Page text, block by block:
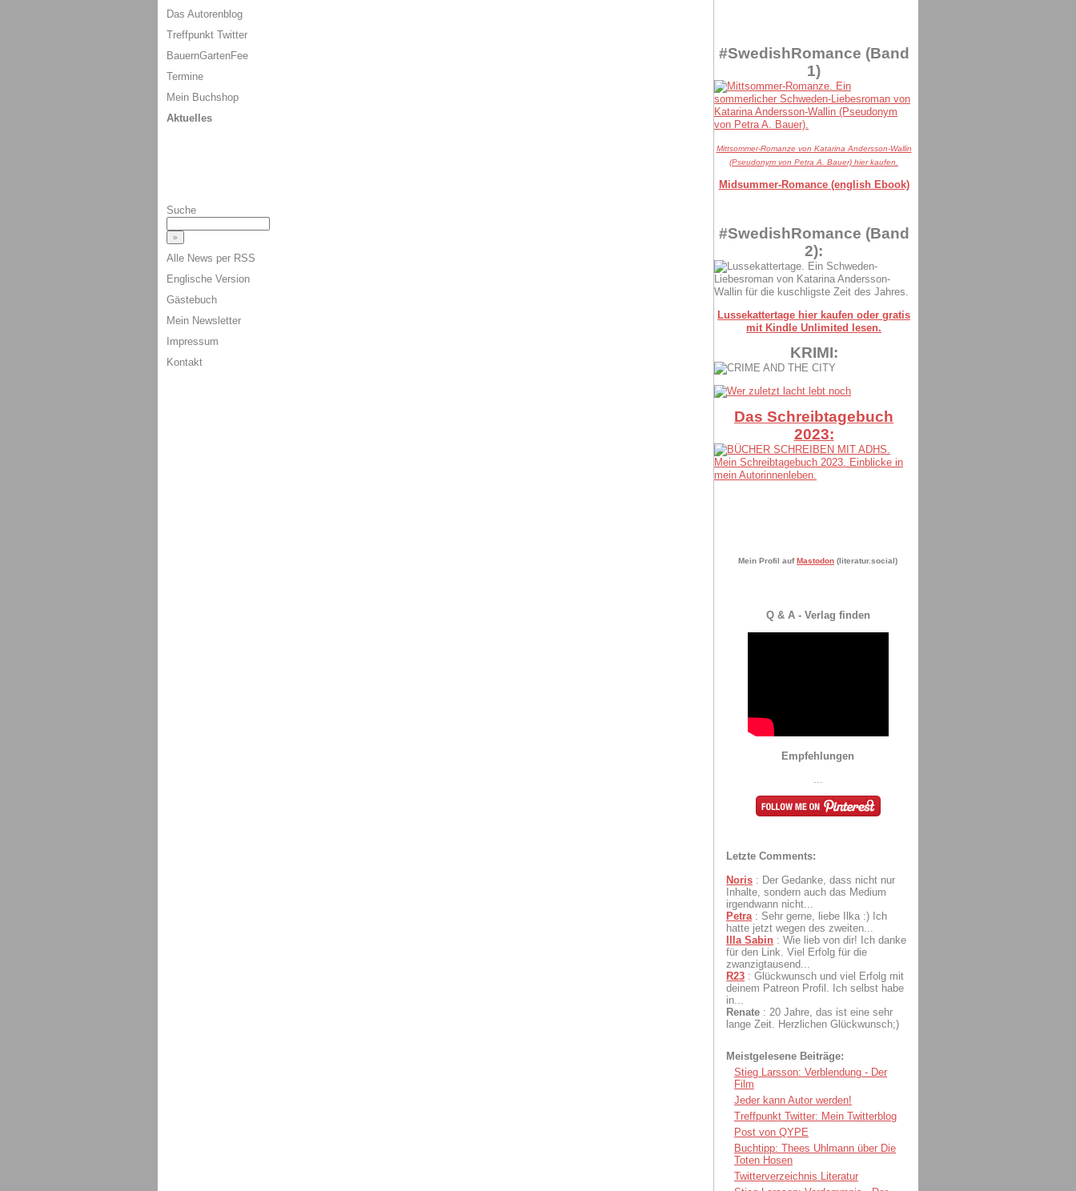
#SwedishRomance (Band
1)
Mittsommer-Romanze von Katarina Andersson-Wallin
(Pseudonym von Petra A. Bauer) hier kaufen.
Midsummer-Romance (english Ebook)
#SwedishRomance (Band
2):
Lussekattertage hier kaufen oder gratis
mit Kindle Unlimited lesen.
KRIMI:
Das Schreibtagebuch
2023:
Mein Profil auf Mastodon (literatur.social)
Q & A - Verlag finden
Empfehlungen
Letzte Comments:
Noris : Der Gedanke, dass nicht nur
Inhalte, sondern auch das Medium
irgendwann nicht...
Petra : Sehr gerne, liebe Ilka :) Ich
hatte jetzt wegen des zweiten...
Illa Sabin : Wie lieb von dir! Ich danke
für den Link. Viel Erfolg für die
zwanzigtausend...
R23 : Glückwunsch und viel Erfolg mit
deinem Patreon Profil. Ich selbst habe
in...
Renate : 20 Jahre, das ist eine sehr
lange Zeit. Herzlichen Glückwunsch;)
Meistgelesene Beiträge:
Stieg Larsson: Verblendung - Der
Film
Jeder kann Autor werden!
Treffpunkt Twitter: Mein Twitterblog
Post von QYPE
Buchtipp: Thees Uhlmann über Die
Toten Hosen
Twitterverzeichnis Literatur
Das Autorenblog
Treffpunkt Twitter
BauernGartenFee
Termine
Mein Buchshop
Aktuelles
Suche
Alle News per RSS
Englische Version
Gästebuch
Mein Newsletter
Impressum
Kontakt